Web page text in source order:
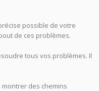
possible de votre
de ces problèmes.
tous vos problèmes. Il
des chemins